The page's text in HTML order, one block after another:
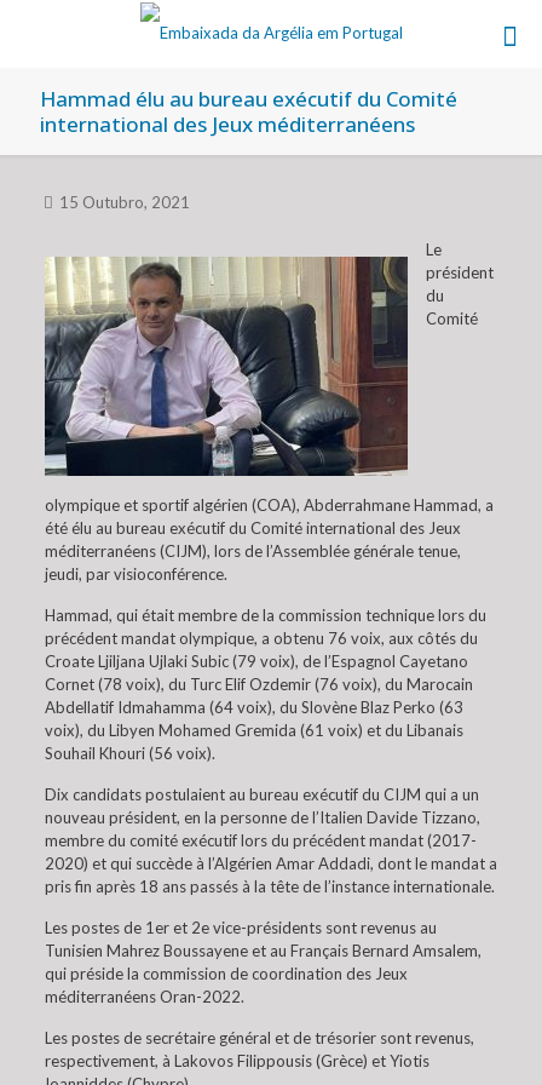
Hammad élu au bureau exécutif du Comité
international des Jeux méditerranéens
15 Outubro, 2021
Le
président
du
Comité
olympique et sportif algérien (COA), Abderrahmane Hammad, a
été élu au bureau exécutif du Comité international des Jeux
méditerranéens (CIJM), lors de l’Assemblée générale tenue,
jeudi, par visioconférence.
Hammad, qui était membre de la commission technique lors du
précédent mandat olympique, a obtenu 76 voix, aux côtés du
Croate Ljiljana Ujlaki Subic (79 voix), de l’Espagnol Cayetano
Cornet (78 voix), du Turc Elif Ozdemir (76 voix), du Marocain
Abdellatif Idmahamma (64 voix), du Slovène Blaz Perko (63
voix), du Libyen Mohamed Gremida (61 voix) et du Libanais
Souhail Khouri (56 voix).
Dix candidats postulaient au bureau exécutif du CIJM qui a un
nouveau président, en la personne de l’Italien Davide Tizzano,
membre du comité exécutif lors du précédent mandat (2017-
2020) et qui succède à l’Algérien Amar Addadi, dont le mandat a
pris fin après 18 ans passés à la tête de l’instance internationale.
Les postes de 1er et 2e vice-présidents sont revenus au
Tunisien Mahrez Boussayene et au Français Bernard Amsalem,
qui préside la commission de coordination des Jeux
méditerranéens Oran-2022.
Les postes de secrétaire général et de trésorier sont revenus,
respectivement, à Lakovos Filippousis (Grèce) et Yiotis